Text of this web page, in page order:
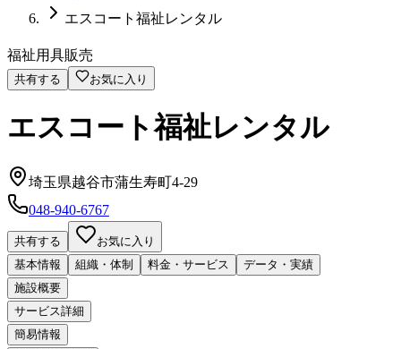
エスコート福祉レンタル
福祉用具販売
共有する お気に入り
エスコート福祉レンタル
埼玉県越谷市蒲生寿町4-29
048-940-6767
共有する
お気に入り
基本情報
組織・体制 料金・サービス
データ・実績
施設概要
サービス詳細
簡易情報